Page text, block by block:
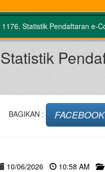
1176. Statistik Pendaftaran e-
BAGIKAN : FACEBOOK
10/06/2026 10:58 AM